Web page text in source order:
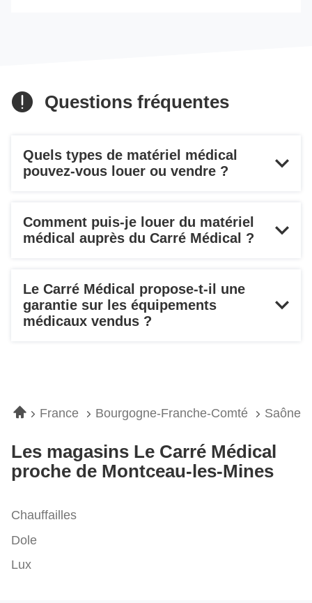
Le
Carré
les
Mines
Médical
Montceau
Mines
Questions fréquentes
Quels types de matériel médical
pouvez-vous louer ou vendre ?
Comment puis-je louer du matériel
médical auprès du Carré Médical ?
Le Carré Médical propose-t-il une
garantie sur les équipements
médicaux vendus ?
AccueilFrance Bourgogne-Franche-Comté Saône-
Les magasins Le Carré Médical
proche de Montceau-les-Mines
Chauffailles
Dole
Lux